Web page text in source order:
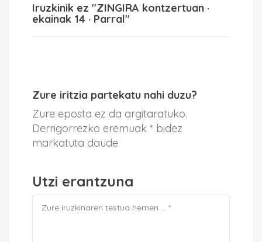
Iruzkinik ez "ZINGIRA kontzertuan ·
ekainak 14 · Parral"
Zure iritzia partekatu nahi duzu?
Zure eposta ez da argitaratuko.
Derrigorrezko eremuak * bidez
markatuta daude
Utzi erantzuna